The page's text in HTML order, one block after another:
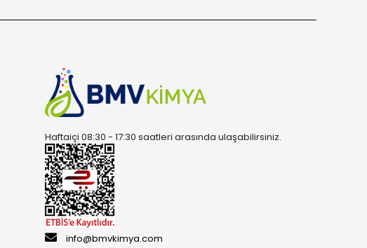
Haftaiçi 08:30 - 17:30 saatleri arasında ulaşabilirsiniz.
info@bmvkimya.com